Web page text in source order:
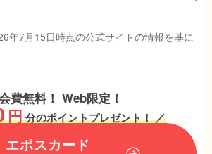
年7月15日時点の公式サイトの情報を基に
費無料！ Web限定！
円分のポイントプレゼント！ ／
エポスカード